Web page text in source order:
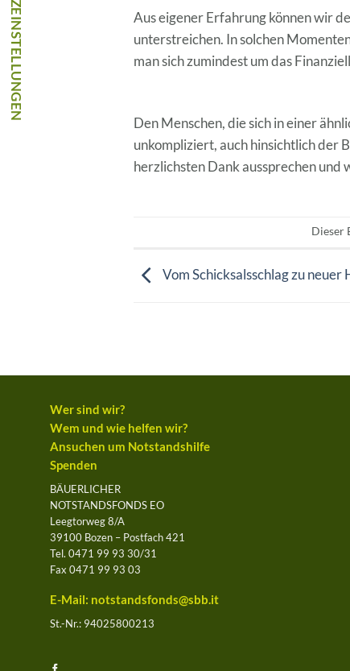
Aus eigener Erfahrung können wir
unterstreichen. In solchen
man sich zumindest um das
Den Menschen, die sich in einer
unkompliziert, auch hinsichtlich der
herzlichsten Dank aussprechen
Dieser
Vom Schicksalsschlag zu neuer
Wer sind wir?
Wem und wie helfen wir?
Ansuchen um Notstandshilfe
Spenden
BÄUERLICHER
NOTSTANDSFONDS EO
Leegtorweg 8/A
39100 Bozen – Postfach 421
Tel. 0471 99 93 30/31
Fax 0471 99 93 03
E-Mail: notstandsfonds@sbb.it
St.-Nr.: 94025800213